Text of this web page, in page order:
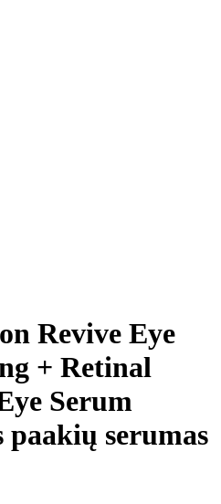
Revive Eye
+ Retinal
Serum
serumas